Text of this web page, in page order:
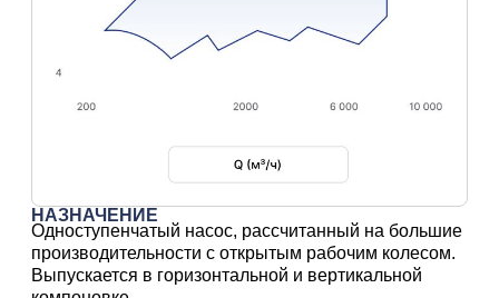
НАЗНАЧЕНИЕ
Одноступенчатый насос, рассчитанный на большие
производительности с открытым рабочим колесом.
Выпускается в горизонтальной и вертикальной